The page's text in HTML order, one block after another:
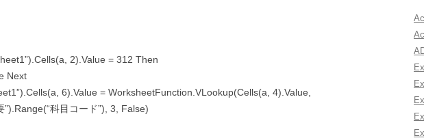
2).Value = 312 Then
Next
6).Value = WorksheetFunction.VLookup(Cells(a, 4).Value,
”).Range(“科目コード”), 3, False)